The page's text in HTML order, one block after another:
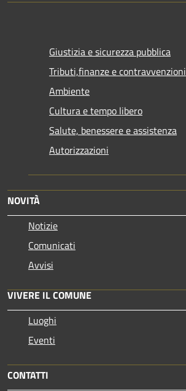
Giustizia e sicurezza pubblica
Tributi,finanze e contravvenzioni
Ambiente
Cultura e tempo libero
Salute, benessere e assistenza
Autorizzazioni
NOVITÀ
Notizie
Comunicati
Avvisi
VIVERE IL COMUNE
Luoghi
Eventi
CONTATTI